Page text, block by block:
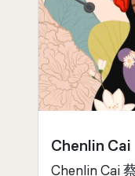
Chenlin Cai
Chenlin Cai